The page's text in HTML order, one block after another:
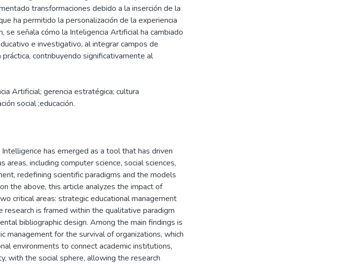
transformaciones debido a la inserción de la
ha permitido la personalización de la experiencia
se señala cómo la Inteligencia Artificial ha cambiado
e investigativo, al integrar campos de
contribuyendo significativamente al
Artificial; gerencia estratégica; cultura
social ;educación.
has emerged as a tool that has driven
areas, including computer science, social sciences,
redefining scientific paradigms and the models
the above, this article analyzes the impact of
critical areas: strategic educational management
research is framed within the qualitative paradigm
bibliographic design. Among the main findings is
management for the survival of organizations, which
environments to connect academic institutions,
with the social sphere, allowing the research